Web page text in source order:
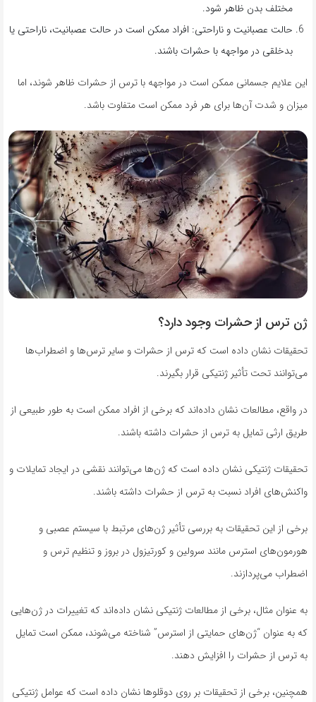
مختلف بدن ظاهر شود.
حالت عصبانیت و ناراحتی: افراد ممکن است در حالت عصبانیت، ناراحتی یا
بدخلقی در مواجهه با حشرات باشند.
این علایم جسمانی ممکن است در مواجهه با ترس از حشرات ظاهر شوند، اما
میزان و شدت آن‌ها برای هر فرد ممکن است متفاوت باشد.
ژن ترس از حشرات وجود دارد؟
تحقیقات نشان داده است که ترس از حشرات و سایر ترس‌ها و اضطراب‌ها
می‌توانند تحت تأثیر ژنتیکی قرار بگیرند.
در واقع، مطالعات نشان داده‌اند که برخی از افراد ممکن است به طور طبیعی از
طریق ارثی تمایل به ترس از حشرات داشته باشند.
تحقیقات ژنتیکی نشان داده است که ژن‌ها می‌توانند نقشی در ایجاد تمایلات و
واکنش‌های افراد نسبت به ترس از حشرات داشته باشند.
برخی از این تحقیقات به بررسی تأثیر ژن‌های مرتبط با سیستم عصبی و
هورمون‌های استرس مانند سرولین و کورتیزول در بروز و تنظیم ترس و
اضطراب می‌پردازند.
به عنوان مثال، برخی از مطالعات ژنتیکی نشان داده‌اند که تغییرات در ژن‌هایی
که به عنوان “ژن‌های حمایتی از استرس” شناخته می‌شوند، ممکن است تمایل
به ترس از حشرات را افزایش دهند.
همچنین، برخی از تحقیقات بر روی دوقلوها نشان داده است که عوامل ژنتیکی